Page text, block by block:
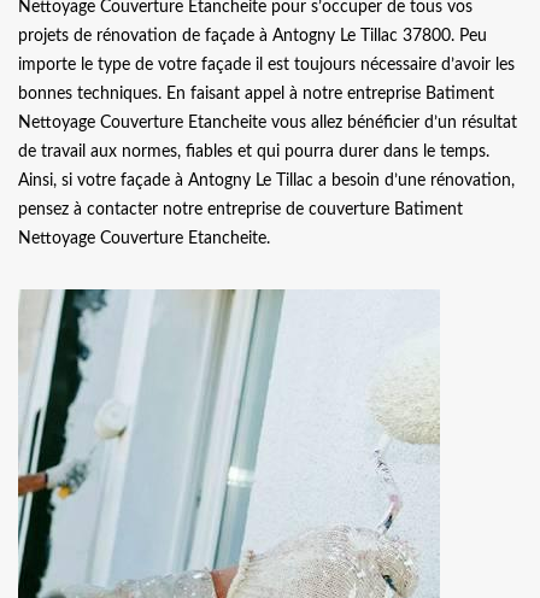
Nettoyage Couverture Etancheite pour s’occuper de tous vos
projets de rénovation de façade à Antogny Le Tillac 37800. Peu
importe le type de votre façade il est toujours nécessaire d’avoir les
bonnes techniques. En faisant appel à notre entreprise Batiment
Nettoyage Couverture Etancheite vous allez bénéficier d’un résultat
de travail aux normes, fiables et qui pourra durer dans le temps.
Ainsi, si votre façade à Antogny Le Tillac a besoin d’une rénovation,
pensez à contacter notre entreprise de couverture Batiment
Nettoyage Couverture Etancheite.